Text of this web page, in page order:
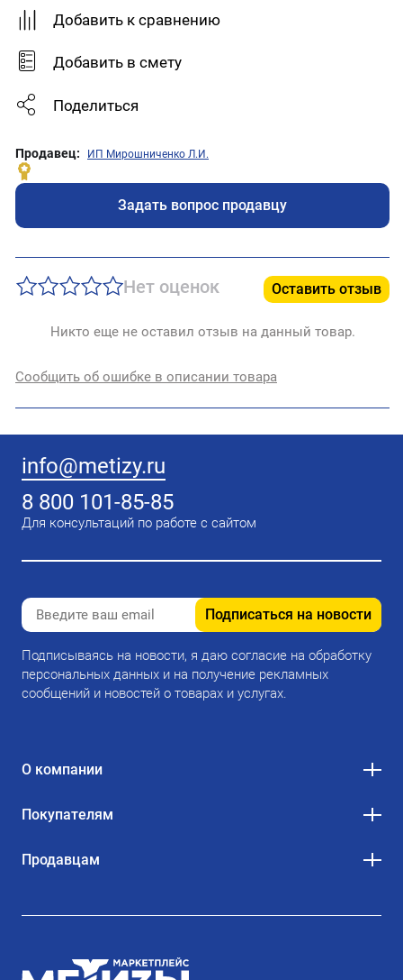
Добавить к сравнению
Добавить в смету
Поделиться
Продавец: ИП Мирошниченко Л.И.
Задать вопрос продавцу
Нет оценок Оставить отзыв
Никто еще не оставил отзыв на данный товар.
Сообщить об ошибке в описании товара
info@metizy.ru
8 800 101-85-85
Для консультаций по работе с сайтом
Подписаться на новости
Подписываясь на новости, я даю согласие на обработку
персональных данных и на получение рекламных
сообщений и новостей о товарах и услугах.
О компании
Покупателям
Продавцам